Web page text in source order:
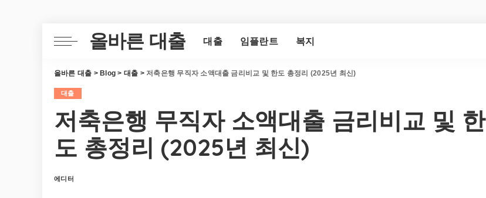
올바른 대출 대출 임플란트 복지
올바른 대출 > Blog > 대출 > 저축은행 무직자 소액대출 금리비교 및 한도 총정리 (2025년 최신)
대출
저축은행 무직자 소액대출 금리비교 및 한
도 총정리 (2025년 최신)
Posted
에디터